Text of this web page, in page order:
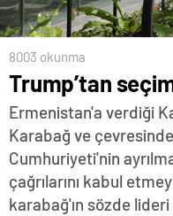
8003 okunma
Trump’tan
Ermenistan'a verdiği
Karabağ ve
Cumhuriyeti'nin
çağrılarını kabul
karabağ'ın sözde